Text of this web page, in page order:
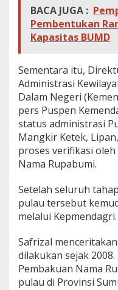
BACA JUGA :
Pembentukan
Kapasitas BUMD
Sementara itu,
Administrasi
Dalam Negeri
pers Puspen
status administrasi
Mangkir Ketek,
proses verifikasi
Nama Rupabumi.
Setelah seluruh
pulau tersebut
melalui Kepmendagri.
Safrizal
dilakukan sejak
Pembakuan Nama
pulau di Provinsi